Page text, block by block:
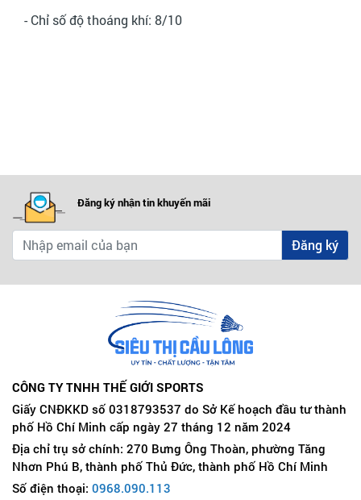
- Chỉ số độ thoáng khí: 8/10
Đăng ký nhận tin khuyến mãi
Đăng ký
CÔNG TY TNHH THẾ GIỚI SPORTS
Giấy CNĐKKD số 0318793537 do Sở Kế hoạch đầu tư thành
phố Hồ Chí Minh cấp ngày 27 tháng 12 năm 2024
Địa chỉ trụ sở chính: 270 Bưng Ông Thoàn, phường Tăng
Nhơn Phú B, thành phố Thủ Đức, thành phố Hồ Chí Minh
Số điện thoại: 0968.090.113